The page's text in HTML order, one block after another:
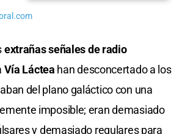
extrañas señales de radio
Vía Láctea han desconcertado a los
del plano galáctico con una
imposible; eran demasiado
y demasiado regulares para